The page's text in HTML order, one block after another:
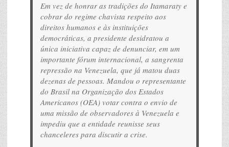
Em vez de honrar as tradições do Itamaraty e
cobrar do regime chavista respeito aos
direitos humanos e às instituições
democráticas, a presidente desidratou a
única iniciativa capaz de denunciar, em um
importante fórum internacional, a sangrenta
repressão na Venezuela, que já matou duas
dezenas de pessoas. Mandou o representante
do Brasil na Organização dos Estados
Americanos (OEA) votar contra o envio de
uma missão de observadores à Venezuela e
impediu que a entidade reunisse seus
chanceleres para discutir a crise.